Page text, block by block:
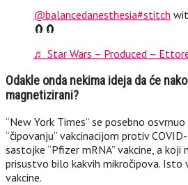
@balancedanesthesia#stitch
🧲🧲
♬ Star Wars – Produced –
Odakle onda nekima ideja da će
magnetizirani?
“New York Times” se posebno
“čipovanju” vakcinacijom protiv
sastojke “Pfizer mRNA” vakcine, a koji
prisustvo bilo kakvih mikročipova. Isto
vakcine.